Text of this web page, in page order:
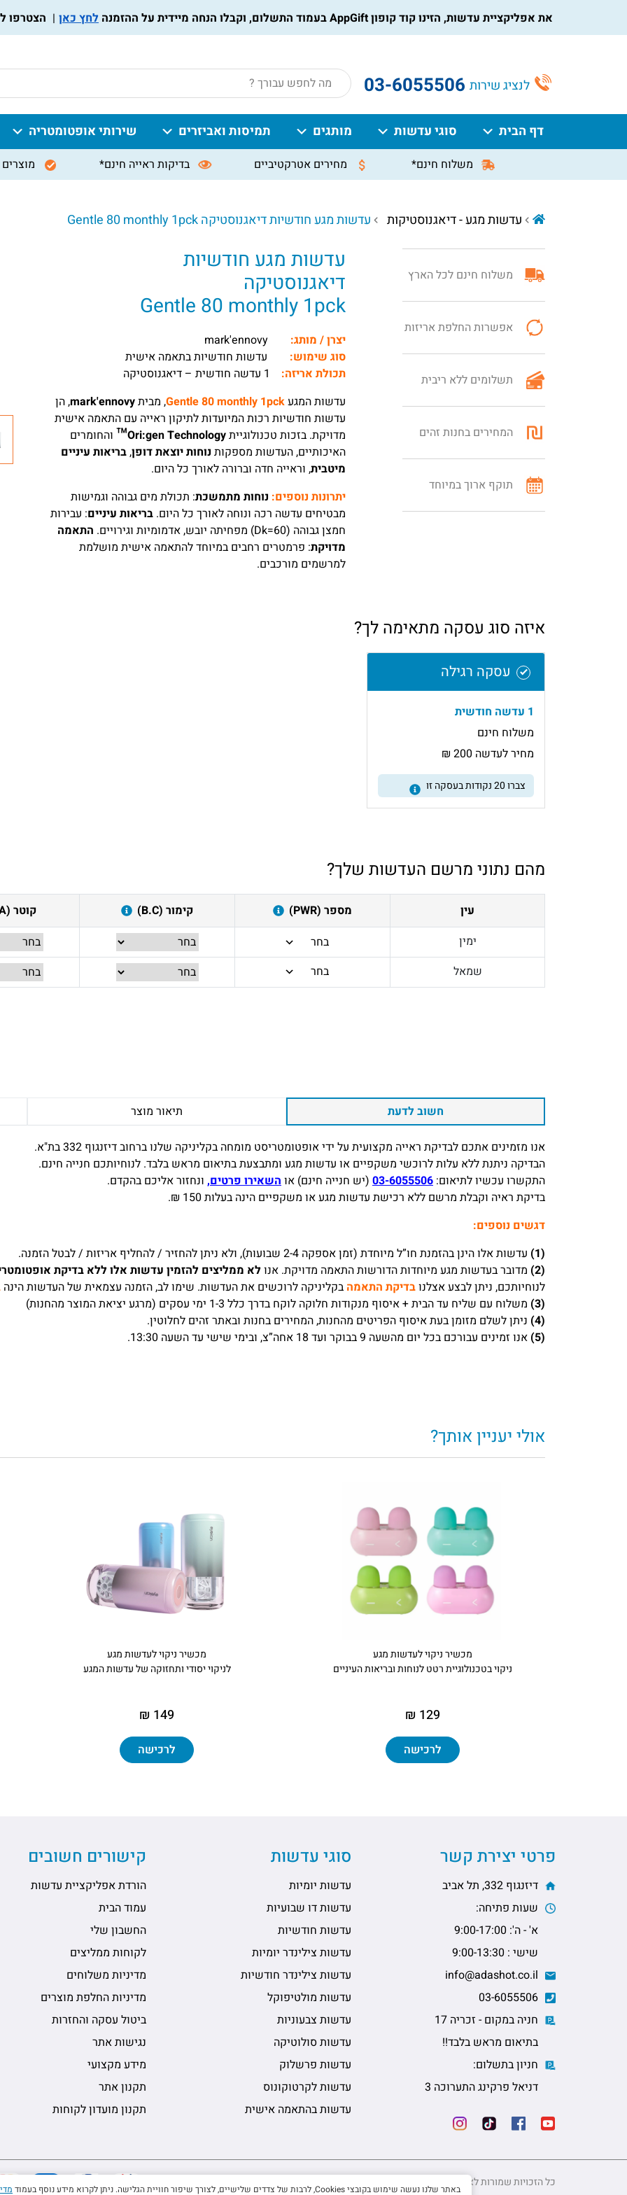
הורידו את אפליקציית עדשות, הזינו קוד קופון AppGift בעמוד התשלום, וקבלו הנחה מיידית על ההזמנה לחץ כאן הצטרפו
לנציג שירות 03-6055506
Products
search
דף הבית סוגי עדשות מותגים תמיסות ואביזרים שירותי אופטומטריה
משלוח חינם* מחירים אטרקטיביים בדיקות ראייה חינם*
עדשות מגע - דיאגנוסטיקות עדשות מגע חודשיות דיאגנוסטיקה Gentle 80 monthly 1pck
משלוח חינם לכל הארץ
אפשרות החלפת אריזות
תשלומים ללא ריבית
המחירים בחנות זהים
תוקף ארוך במיוחד
עדשות מגע חודשיות
דיאגנוסטיקה
Gentle 80 monthly 1pck
יצרן / מותג:
סוג שימוש:
עדשות חודשיות בתאמה אישית
תכולת אריזה:
עדשות המגעGentle 80 monthly 1pck, מביתmark'ennovy, הן
עדשות חודשיות רכות המיועדות לתיקון ראייה עם התאמה אישית
מדויקת. בזכות טכנולוגייתOri:gen Technology™
והחומרים
האיכותיים, העדשות מספקות נוחות יוצאת דופן,בריאות עיניים
מיטבית, וראייה חדה וברורה לאורך כל היום.
יתרונות נוספים: נוחות מתמשכת: תכולת מים גבוהה וגמישות
מבטיחים עדשה רכה ונוחה לאורך כל היום. בריאות עיניים: עבירות
חמצן גבוהה (Dk=60) מפחיתה יובש, אדמומיות וגירויים.
התאמה
מדויקת: פרמטרים רחבים במיוחד להתאמה אישית מושלמת
למרשמים מורכבים.
איזה סוג עסקה מתאימה לך?
עסקה רגילה
1 עדשה חודשית
משלוח חינם
מחיר לעדשה 200 ₪
צברו20נקודות בעסקה זו
מהם נתוני מרשם העדשות שלך?
עין מספר (PWR) קימור (B.C)
קוטר (DIA)
ימין
בחר
שמאל
בחר
חשוב לדעת תיאור מוצר
אנו מזמינים אתכם לבדיקת ראייה מקצועית על ידי אופטומטריסט מומחה בקליניקה שלנו ברחוב דיזנגוף 332 בת"א.
הבדיקה ניתנת ללא עלות לרוכשי משקפיים או עדשות מגע ומתבצעת בתיאום מראש בלבד. לנוחיותכם חנייה חינם.
התקשרו עכשיו לתיאום: 03-6055506 (יש חנייה חינם) אוהשאירו פרטים, ונחזור אליכם בהקדם.
בדיקת ראיה וקבלת מרשם ללא רכישת עדשות מגע או משקפיים הינה בעלות 150 ₪.
דגשים נוספים:
(1)
עדשות אלו הינן בהזמנת חו”ל מיוחדת (זמן אספקה 2-4 שבועות), ולא ניתן להחזיר / להחליף אריזות / לבטל הזמנה.
(2)
מדובר בעדשות מגע מיוחדות הדורשות התאמה מדויקת. אנולא ממליצים להזמין עדשות אלו ללא בדיקת
לנוחיותכם, ניתן לבצע אצלנובדיקת התאמה בקליניקה לרוכשים את העדשות. שימו לב, הזמנה עצמאית של העדשות הינה
(3)
משלוח עם שליח עד הבית + איסוף מנקודות חלוקה לוקח בדרך כלל 1-3 ימי עסקים (מרגע יציאת המוצר מהחנות)
(4)
ניתן לשלם מזומן בעת איסוף הפריטים מהחנות, המחירים בחנות ובאתר זהים לחלוטין.
(5)
אנו זמינים עבורכם בכל יום מהשעה 9 בבוקר ועד 18 אחה”צ, ובימי שישי עד השעה 13:30.
אולי יעניין אותך?
מכשיר ניקוי לעדשות מגע
ניקוי בטכנולוגיית רטט לנוחות ובריאות העיניים
129 ₪
לרכישה
מכשיר ניקוי לעדשות מגע
לניקוי יסודי ותחזוקה של עדשות המגע
149 ₪
לרכישה
פרטי יצירת קשר
דיזנגוף 332, תל אביב
שעות פתיחה:
א' - ה': 9:00-17:00
שישי : 9:00-13:30
חניה במקום - זכריה 17
בתיאום מראש בלבד!!
חניון בתשלום:
דניאל פרקינג התערוכה 3
סוגי עדשות
עדשות יומיות
עדשות דו שבועיות
עדשות חודשיות
עדשות צילינדר יומיות
עדשות צילינדר חודשיות
עדשות מולטיפוקל
עדשות צבעוניות
עדשות סולוטיקה
עדשות פרשלוק
עדשות לקרטוקונוס
עדשות בהתאמה אישית
קישורים חשובים
הורדת אפליקציית עדשות
עמוד הבית
החשבון שלי
לקוחות ממליצים
מדיניות משלוחים
מדיניות החלפת מוצרים
ביטול עסקה והחזרות
נגישות אתר
מידע מקצועי
תקנון אתר
תקנון מועדון לקוחות
כל הזכויות שמורות לאייקר עדשות בע"מ 2024 © || 03-6055506באתר שלנו נעשה שימוש בקובצי Cookies, לרבות של צדדים שלישיים, לצורך שיפור חוויית הגלישה. ניתן לקרוא מידע נוסף בעמוד